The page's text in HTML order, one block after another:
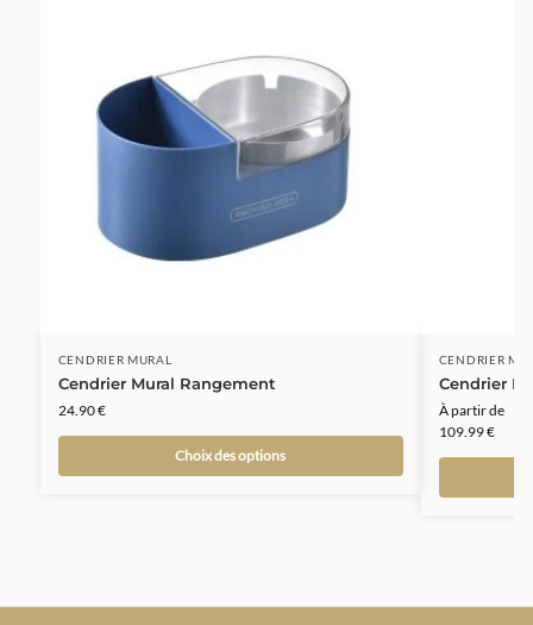
CENDRIER MURAL
Cendrier Mural Rangement
24.90€
Choix des options
CENDRIER
Cendrier
À partir de
109.99€